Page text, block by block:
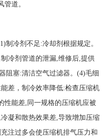
管道。
制冷剂不足:冷却剂根据规定。
冷剂管道的泄漏,维修后,提供
阻塞:清洁空气过滤器。(4)毛细
差，制冷效率降低:检查压缩机
性能差,同一规格的压缩机应被
凝和散热效果差,导致增加压缩
注过多会使压缩机排气压力和